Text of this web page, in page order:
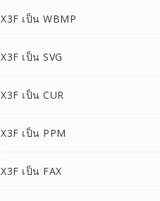
X3F เป็น WBMP
X3F เป็น SVG
X3F เป็น CUR
X3F เป็น PPM
X3F เป็น FAX